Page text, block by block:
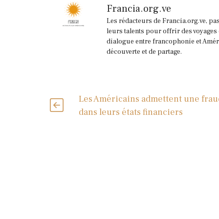
Francia.org.ve
Les rédacteurs de Francia.org.ve,
leurs talents pour offrir des
dialogue entre francophonie et
découverte et de partage.
Les Américains admettent une
dans leurs états financiers